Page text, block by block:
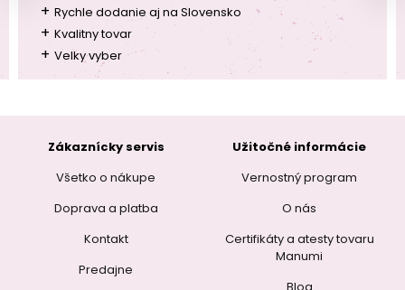
+ Rychle dodanie aj na Slovensko
+ Kvalitny tovar
+ Velky vyber
Zákaznícky servis
Všetko o nákupe
Doprava a platba
Kontakt
Predajne
Užitočné informácie
Vernostný program
O nás
Certifikáty a atesty tovaru
Manumi